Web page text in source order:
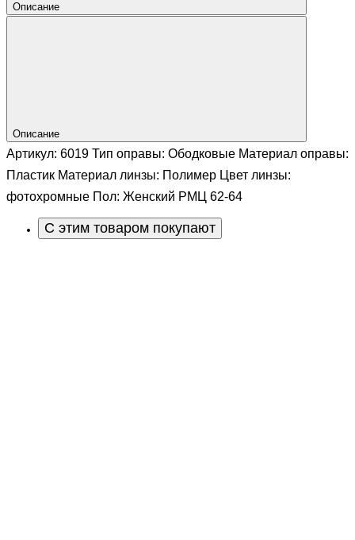
Описание
Описание
Артикул: 6019 Тип оправы: Ободковые Материал оправы:
Пластик Материал линзы: Полимер Цвет линзы:
фотохромные Пол: Женский РМЦ 62-64
С этим товаром покупают